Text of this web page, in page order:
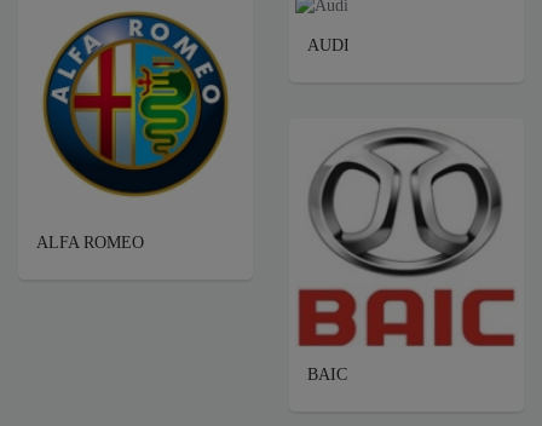
ALFA ROMEO
AUDI
BAIC